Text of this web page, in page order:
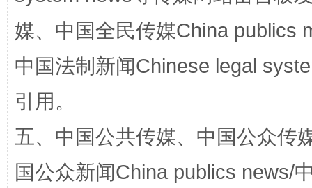
漫山遍野的桃花与雪山、麦地、白藏房
媒、中国全民传媒China publics
中国法制新闻Chinese legal
引用。
五、中国公共传媒、中国公众传
国公众新闻China publics news/